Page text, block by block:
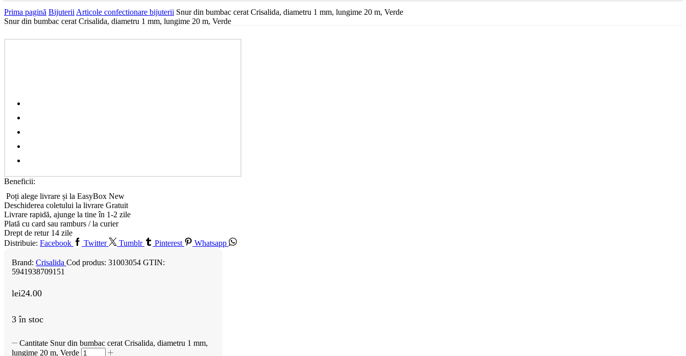
Prima pagină Bijuterii Articole confectionare bijuterii Snur din bumbac cerat Crisalida, diametru 1 mm, lungime 20 m, Verde
Snur din bumbac cerat Crisalida, diametru 1 mm, lungime 20 m, Verde
Beneficii:
Poți alege livrare și la EasyBox New
Deschiderea coletului la livrare Gratuit
Livrare rapidă, ajunge la tine în 1-2 zile
Plată cu card sau ramburs / la curier
Drept de retur 14 zile
Distribuie: Facebook Twitter Tumblr Pinterest Whatsapp
Brand: Crisalida Cod produs: 31003054 GTIN:
5941938709151
lei24.00
3 în stoc
Cantitate Snur din bumbac cerat Crisalida, diametru 1 mm,
lungime 20 m, Verde